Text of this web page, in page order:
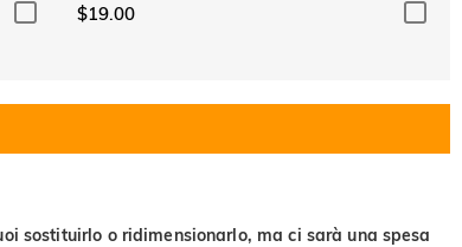
$19.00
sostituirlo o ridimensionarlo, ma ci sarà una spesa